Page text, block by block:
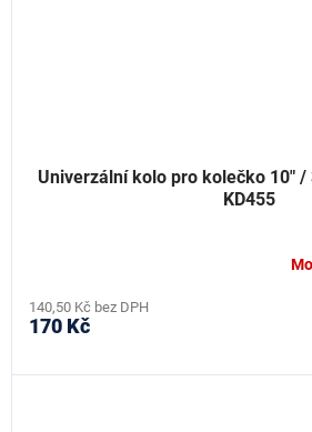
Univerzální kolo pro kolečko 10"
KD455
140,50 Kč bez DPH
170 Kč